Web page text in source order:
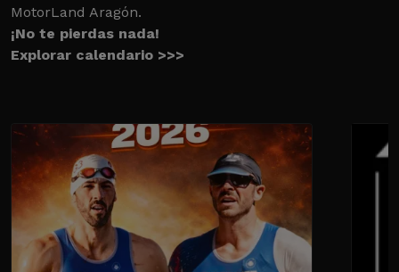
MotorLand Aragón.
¡No te pierdas nada!
Explorar calendario >>>